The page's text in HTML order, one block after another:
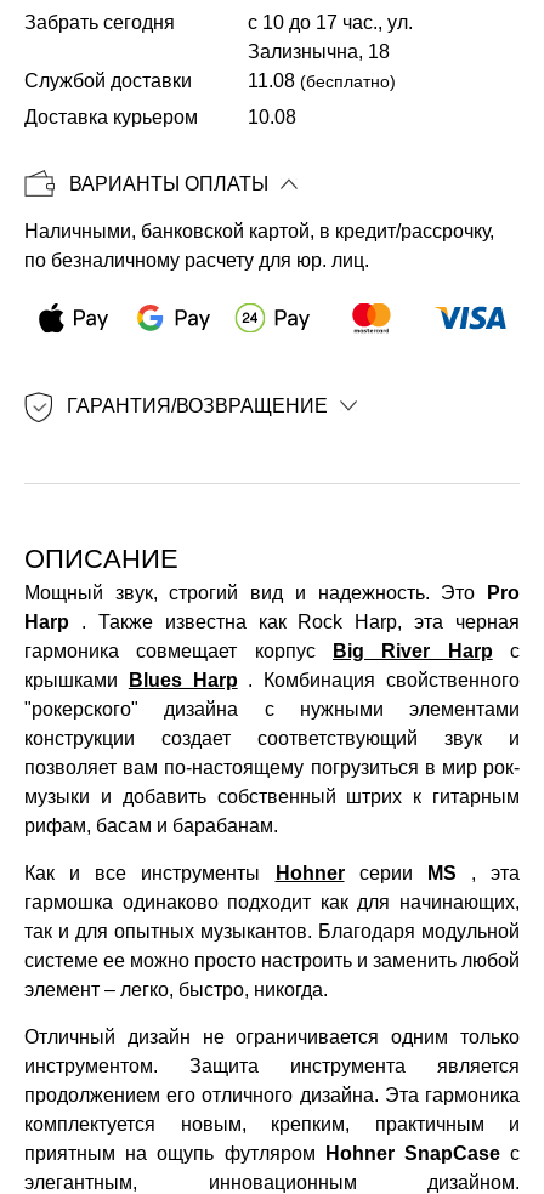
Копировать
Забрать сегодня
с 10 до 17 час., ул.
Зализнычна, 18
Службой доставки
11.08 (бесплатно)
Доставка курьером 10.08
ВАРИАНТЫ ОПЛАТЫ
Наличными, банковской картой, в кредит/рассрочку,
по безналичному расчету для юр. лиц.
ГАРАНТИЯ/ВОЗВРАЩЕНИЕ
ОПИСАНИЕ
Мощный звук, строгий вид и надежность. Это
Pro
Harp . Также известна как Rock Harp, эта черная
гармоника совмещает корпус
Big River Harpс
крышками
Blues Harp. Комбинация свойственного
"рокерского" дизайна с нужными элементами
конструкции создает соответствующий звук и
позволяет вам по-настоящему погрузиться в мир рок-
музыки и добавить собственный штрих к гитарным
рифам, басам и барабанам.
Как и все инструменты Hohnerсерии MS , эта
гармошка одинаково подходит как для начинающих,
так и для опытных музыкантов. Благодаря модульной
системе ее можно просто настроить и заменить любой
элемент – легко, быстро, никогда.
Отличный дизайн не ограничивается одним только
инструментом. Защита инструмента является
продолжением его отличного дизайна. Эта гармоника
комплектуется новым, крепким, практичным и
приятным на ощупь футляром
Hohner SnapCaseс
элегантным, инновационным дизайном.